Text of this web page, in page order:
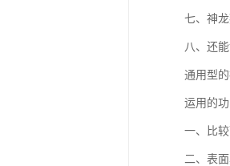
七、神
八、还
通用型
运用的
一、比
二、表